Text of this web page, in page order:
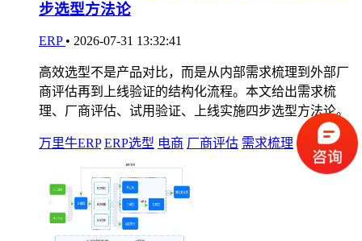
步选型方法论
ERP • 2026-07-31 13:32:41
高效选型不是产品对比，而是从内部需求梳理到外部厂
商评估再到上线验证的结构化流程。本文给出需求梳
理、厂商评估、试用验证、上线实施四步选型方法论。
万里牛ERP ERP选型 电商 厂商评估 需求梳理